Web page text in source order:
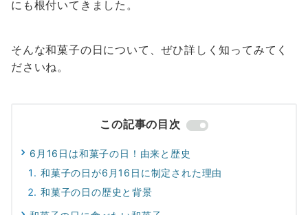
にも根付いてきました。
そんな和菓子の日について、ぜひ詳しく知ってみてく
ださいね。
この記事の目次
6月16日は和菓子の日！由来と歴史
和菓子の日が6月16日に制定された理由
和菓子の日の歴史と背景